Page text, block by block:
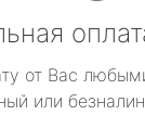
от Вас
или